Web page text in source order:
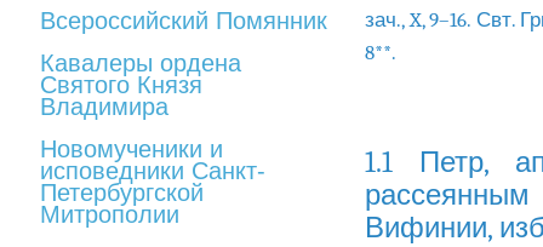
Всероссийский Помянник
Кавалеры ордена
Святого Князя
Владимира
Новомученики и
исповедники Санкт-
Петербургской
Митрополии
зач., X, 9–16. Свт.
8**.
1.1 Петр,
рассеянным
Вифинии,